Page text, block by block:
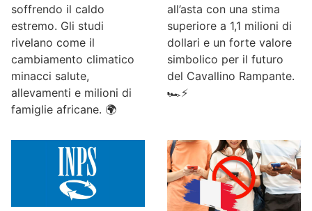
soffrendo il caldo
estremo. Gli studi
rivelano come il
cambiamento climatico
minacci salute,
allevamenti e milioni di
famiglie africane. 🌍
all’asta con una stima
superiore a 1,1 milioni di
dollari e un forte valore
simbolico per il futuro
del Cavallino Rampante.
🏎️⚡